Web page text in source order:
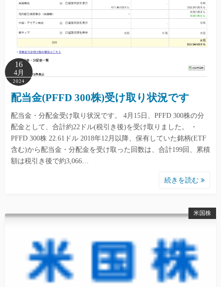
16
4月
2024
配当金(PFFD 300株)受け取り状況です
配当金・分配金受け取り状況です。 4月15日、PFFD 300株の分
配金として、合計約22ドル(税引き後)を受け取りました。 ・
PFFD 300株 22.61ドル 2018年12月以降、保有していた銘柄(ETF
含む)から配当金・分配金を受け取った回数は、合計199回、累積
額は税引き後で約3,066…
続きを読む
米国株